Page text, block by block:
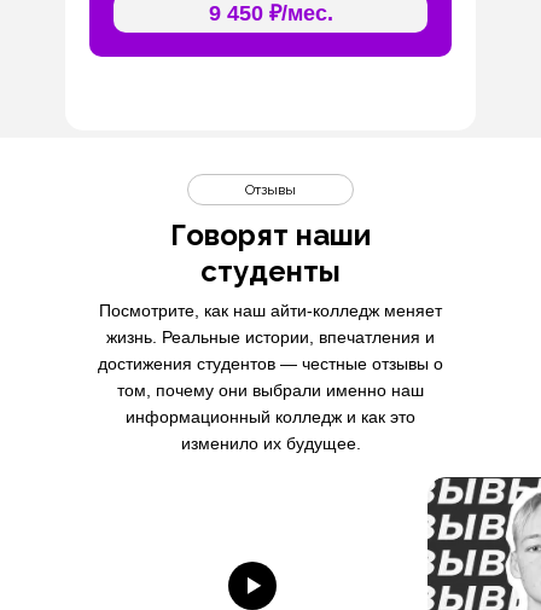
9 450 ₽/мес.
Говорят наши
студенты
Отзывы
Посмотрите, как наш айти-колледж меняет
жизнь. Реальные истории, впечатления и
достижения студентов — честные отзывы о
том, почему они выбрали именно наш
информационный колледж и как это
изменило их будущее.